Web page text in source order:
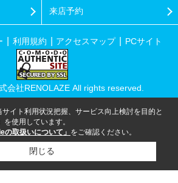
来店予約
利用規約 アクセスマップ PCサイト
会社RENOLAZE All rights reserved.
イト利用状況把握、サービス向上検討を目的と
使用しています。
の取扱いについて」 をご確認ください。
閉じる